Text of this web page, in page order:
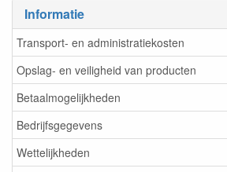
Informatie
Transport- en administratiekosten
Opslag- en veiligheid van producten
Betaalmogelijkheden
Bedrijfsgegevens
Wettelijkheden